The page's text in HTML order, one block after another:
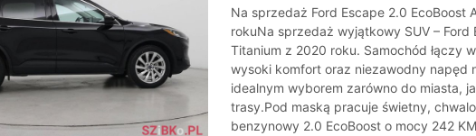
Na sprzedaż Ford Escape 2.0 EcoBoost
rokuNa sprzedaż wyjątkowy SUV – Ford
Titanium z 2020 roku. Samochód łączy
wysoki komfort oraz niezawodny napęd
idealnym wyborem zarówno do miasta,
trasy.Pod maską pracuje świetny,
benzynowy 2.0 EcoBoost o mocy 242